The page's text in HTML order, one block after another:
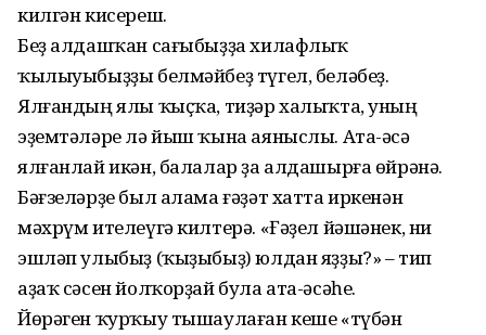
килгән кисереш.
Беҙ алдашҡан сағыбыҙҙа хилафлыҡ
ҡылыуыбыҙҙы белмәйбеҙ түгел, беләбеҙ.
Ялғандың ялы ҡыҫҡа, тиҙәр халыҡта, уның
эҙемтәләре лә йыш ҡына аяныслы. Ата-әсә
ялғанлай икән, балалар ҙа алдашырға өйрәнә.
Бәғзеләрҙе был алама ғәҙәт хатта иркенән
мәхрүм ителеүгә килтерә. «Ғәҙел йәшәнек, ни
эшләп улыбыҙ (ҡыҙыбыҙ) юлдан яҙҙы?» – тип
аҙаҡ сәсен йолҡорҙай була ата-әсәһе.
Йөрәген ҡурҡыу тышаулаған кеше «түбән